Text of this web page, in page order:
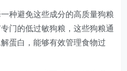
种避免这些成分的高质量狗粮
门的低过敏狗粮，这些狗粮通
蛋白，能够有效管理食物过